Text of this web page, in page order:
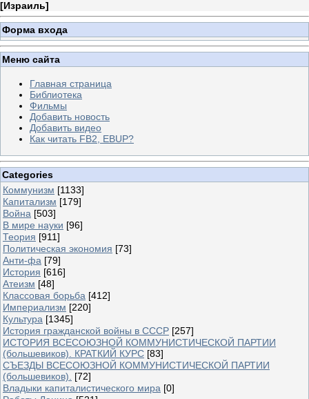
[Израиль]
Форма входа
Меню сайта
Главная страница
Библиотека
Фильмы
Добавить новость
Добавить видео
Как читать FB2, EBUP?
Categories
Коммунизм [1133]
Капитализм [179]
Война [503]
В мире науки [96]
Теория [911]
Политическая экономия [73]
Анти-фа [79]
История [616]
Атеизм [48]
Классовая борьба [412]
Империализм [220]
Культура [1345]
История гражданской войны в СССР [257]
ИСТОРИЯ ВСЕСОЮЗНОЙ КОММУНИСТИЧЕСКОЙ ПАРТИИ
(большевиков). КРАТКИЙ КУРС [83]
СЪЕЗДЫ ВСЕСОЮЗНОЙ КОММУНИСТИЧЕСКОЙ ПАРТИИ
(большевиков).
[72]
Владыки капиталистического мира [0]